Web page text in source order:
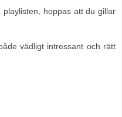
hoppas att du gillar
vädligt intressant och rätt